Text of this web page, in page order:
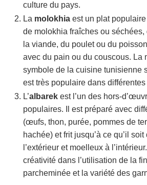
culture du pays.
La molokhia est un plat
de molokhia fraîches ou
la viande, du poulet ou du
avec du pain ou du couscous. La
symbole de la cuisine tunisienne
est très populaire dans
L’albarek est l’un des hors-
populaires. Il est préparé avec
(œufs, thon, purée, pommes de
hachée) et frit jusqu’à ce qu’il
l’extérieur et moelleux à
créativité dans l’utilisation de la
parcheminée et la variété des